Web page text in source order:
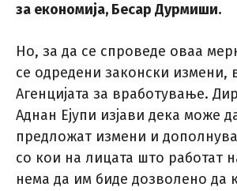
за економија, Бесар Дурмиши.
Но, за да се спроведе оваа
се одредени законски измени,
Агенцијата за вработување.
Аднан Ејупи изјави дека може
предложат измени и
со кои на лицата што работат
нема да им биде дозволено да